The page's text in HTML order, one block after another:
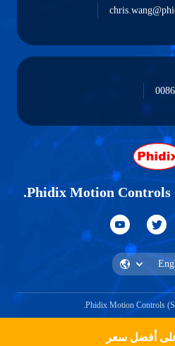
أفضل سعر
Phidix Motion Controls
Phidix Motion Controls
احصل على اقتباس